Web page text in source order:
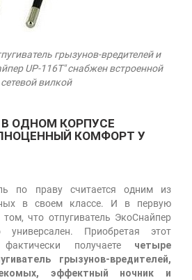
грызунов-вредителей и
UP-116T" снабжен встроенной
сетевой вилкой
ОДНОМ КОРПУСЕ
КОМФОРТ У
по праву считается одним из
в своем классе. И в первую
что отпугиватель ЭкоСнайпер
универсален. Приобретая этот
получаете четыре
грызунов-вредителей,
эффектный ночник и